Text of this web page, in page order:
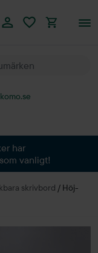
har
vanligt!
skrivbord / Höj-